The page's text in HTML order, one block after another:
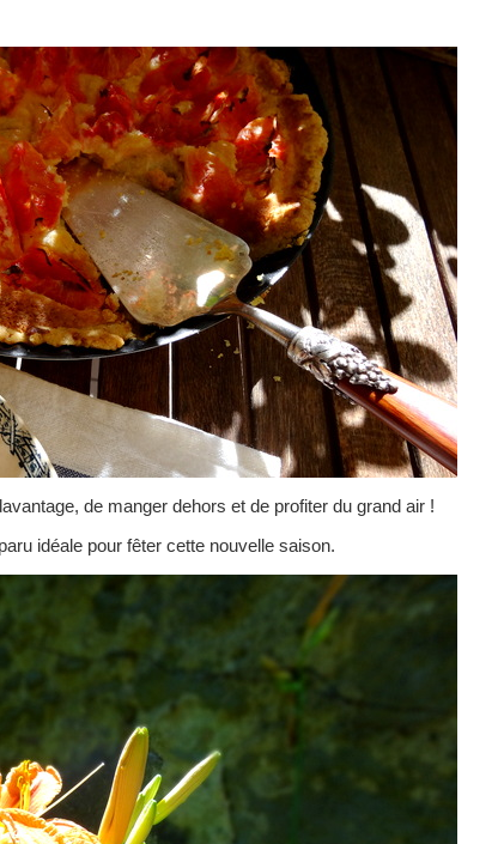
de manger dehors et de profiter du grand air !
idéale pour fêter cette nouvelle saison.